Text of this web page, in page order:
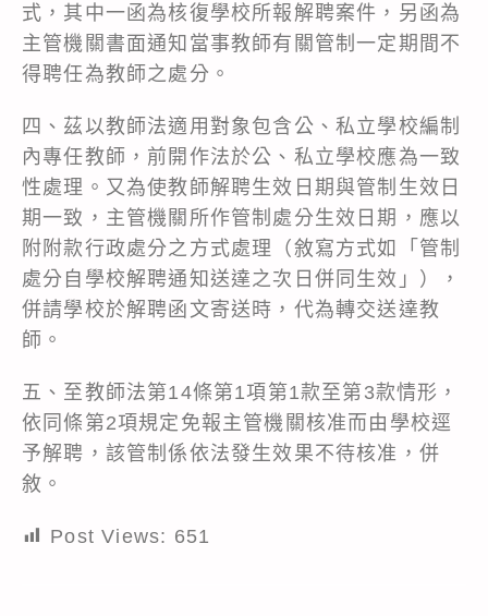
式，其中一函為核復學校所報解聘案件，另函為
主管機關書面通知當事教師有關管制一定期間不
得聘任為教師之處分。
四、茲以教師法適用對象包含公、私立學校編制
內專任教師，前開作法於公、私立學校應為一致
性處理。又為使教師解聘生效日期與管制生效日
期一致，主管機關所作管制處分生效日期，應以
附附款行政處分之方式處理（敘寫方式如「管制
處分自學校解聘通知送達之次日併同生效」），
併請學校於解聘函文寄送時，代為轉交送達教
師。
五、至教師法第14條第1項第1款至第3款情形，
依同條第2項規定免報主管機關核准而由學校逕
予解聘，該管制係依法發生效果不待核准，併
敘。
Post Views: 651